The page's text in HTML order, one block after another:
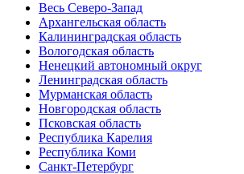
Весь Северо-Запад
Архангельская область
Калининградская область
Вологодская область
Ненецкий автономный округ
Ленинградская область
Мурманская область
Новгородская область
Псковская область
Республика Карелия
Республика Коми
Санкт-Петербург